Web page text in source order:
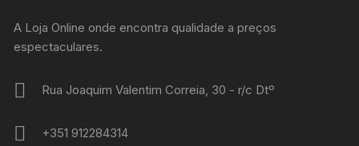
A Loja Online onde encontra qualidade a preços
espectaculares.
Rua Joaquim Valentim Correia, 30 - r/c Dtº
+351 912284314